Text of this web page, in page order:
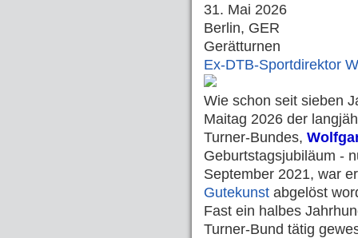
31. Mai 2026
Berlin, GER
Gerätturnen
Ex-DTB-Sportdirektor
Wie schon seit sieben
Maitag 2026 der
Turner-Bundes,
Geburtstagsjubiläum -
September 2021, war
Gutekunst abgelöst
Fast ein halbes
Turner-Bund tätig